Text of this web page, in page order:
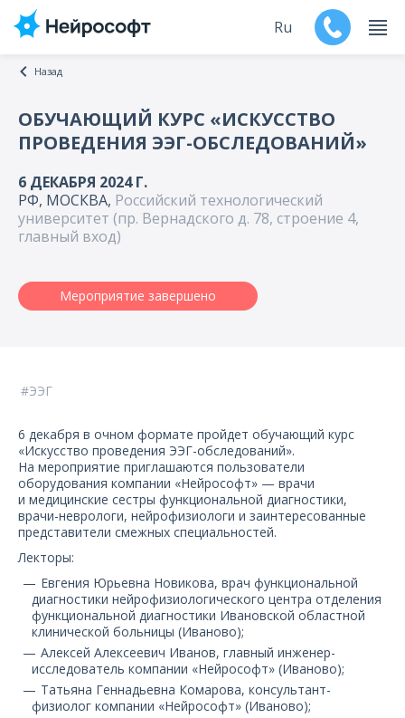
Продукты
Поддержка
Мероприятия
Карьера
Ru
Назад
ОБУЧАЮЩИЙ КУРС «ИСКУССТВО
ПРОВЕДЕНИЯ ЭЭГ-ОБСЛЕДОВАНИЙ»
6 ДЕКАБРЯ 2024 Г.
РФ, МОСКВА, Российский технологический
университет (пр. Вернадского д. 78, строение 4,
главный вход)
Мероприятие завершено
ЭЭГ
6 декабря в очном формате пройдет обучающий курс
«Искусство проведения ЭЭГ-обследований».
На мероприятие приглашаются пользователи
оборудования компании «Нейрософт» — врачи
и медицинские сестры функциональной диагностики,
врачи-неврологи, нейрофизиологи и заинтересованные
представители смежных специальностей.
Лекторы:
Евгения Юрьевна Новикова, врач функциональной
диагностики нейрофизиологического центра отделения
функциональной диагностики Ивановской областной
клинической больницы (Иваново);
Алексей Алексеевич Иванов, главный инженер-
исследователь компании «Нейрософт» (Иваново);
Татьяна Геннадьевна Комарова, консультант-
физиолог компании «Нейрософт» (Иваново);